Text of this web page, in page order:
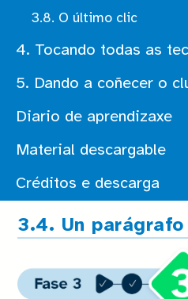
3.8. O último clic
4. Tocando todas as
5. Dando a coñecer o
Diario de aprendizaxe
Material descargable
Créditos e descarga
3.4. Un